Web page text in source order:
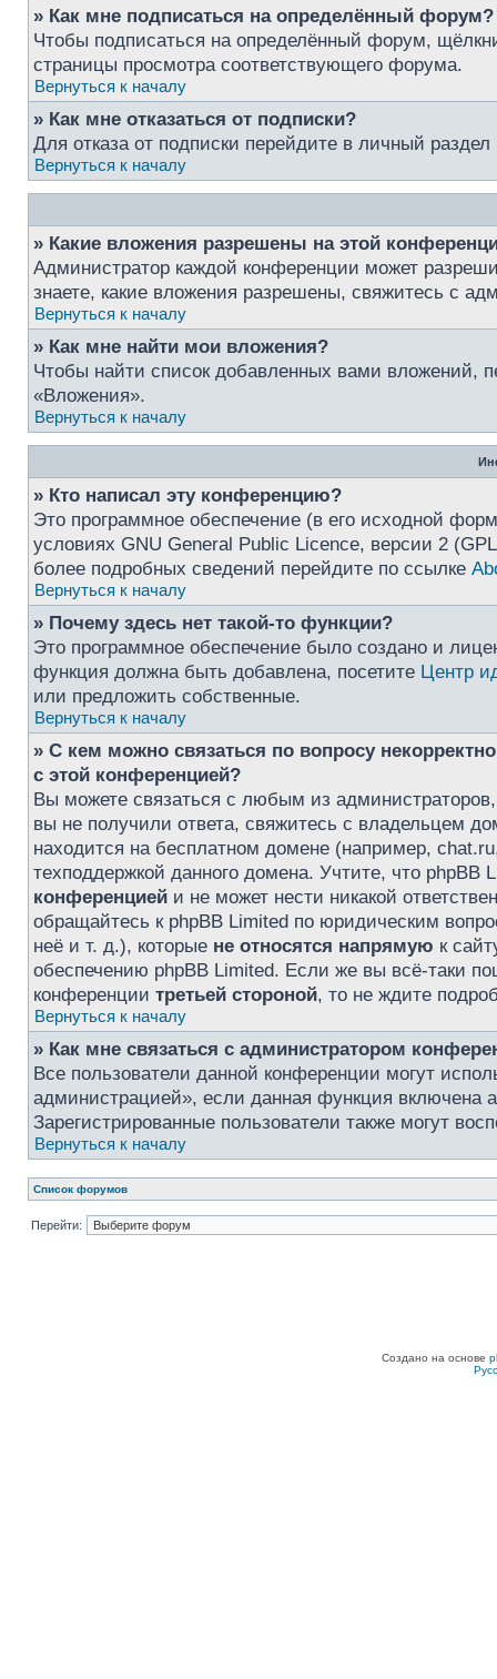
» Как мне подписаться на определённый форум?
Чтобы подписаться на определённый форум,
страницы просмотра соответствующего форума.
Вернуться к началу
» Как мне отказаться от подписки?
Для отказа от подписки перейдите в личный
Вернуться к началу
» Какие вложения разрешены на этой
Администратор каждой конференции может
знаете, какие вложения разрешены, свяжитесь с
Вернуться к началу
» Как мне найти мои вложения?
Чтобы найти список добавленных вами вложений,
«Вложения».
Вернуться к началу
» Кто написал эту конференцию?
Это программное обеспечение (в его исходной
условиях GNU General Public Licence, версии 2
более подробных сведений перейдите по ссылке
Вернуться к началу
» Почему здесь нет такой-то функции?
Это программное обеспечение было создано и
функция должна быть добавлена, посетите Центр
или предложить собственные.
Вернуться к началу
» С кем можно связаться по вопросу
с этой конференцией?
Вы можете связаться с любым из
вы не получили ответа, свяжитесь с владельцем
находится на бесплатном домене (например,
техподдержкой данного домена. Учтите, что phpBB
конференцией и не может нести никакой
обращайтесь к phpBB Limited по юридическим
неё и т. д.), которые не относятся напрямую к
обеспечению phpBB Limited. Если же вы всё-таки
конференции третьей стороной, то не ждите
Вернуться к началу
» Как мне связаться с администратором
Все пользователи данной конференции могут
администрацией», если данная функция включена
Зарегистрированные пользователи также могут
Вернуться к началу
Список форумов
Перейти:
Создано на основе